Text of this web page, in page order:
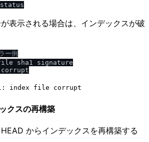
表示される場合は、インデックスが破
ー例
sha1 signature
index file corrupt
クスの再構築
からインデックスを再構築する